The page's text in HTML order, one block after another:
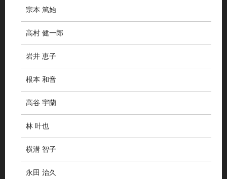
宗本 篤始
高村 健一郎
岩井 恵子
根本 和音
高谷 宇蘭
林 叶也
横溝 智子
永田 治久